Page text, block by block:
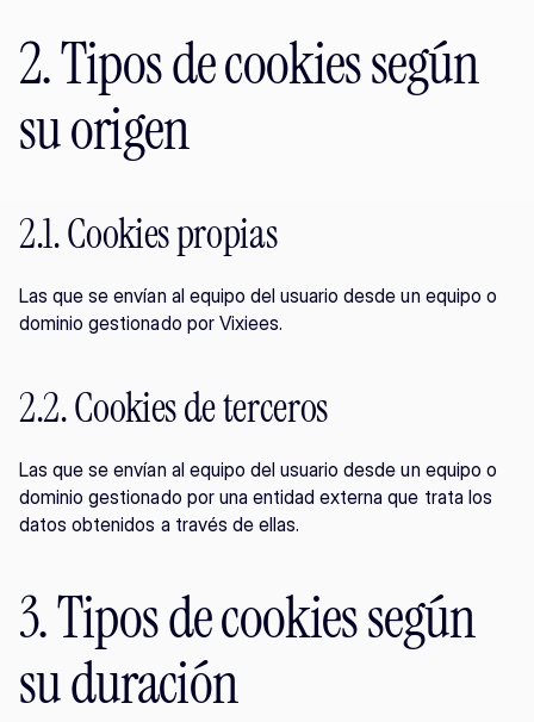
2. Tipos de cookies según
su origen
2.1. Cookies propias
Las que se envían al equipo del usuario desde un equipo o
dominio gestionado por Vixiees.
2.2. Cookies de terceros
Las que se envían al equipo del usuario desde un equipo o
dominio gestionado por una entidad externa que trata los
datos obtenidos a través de ellas.
3. Tipos de cookies según
su duración